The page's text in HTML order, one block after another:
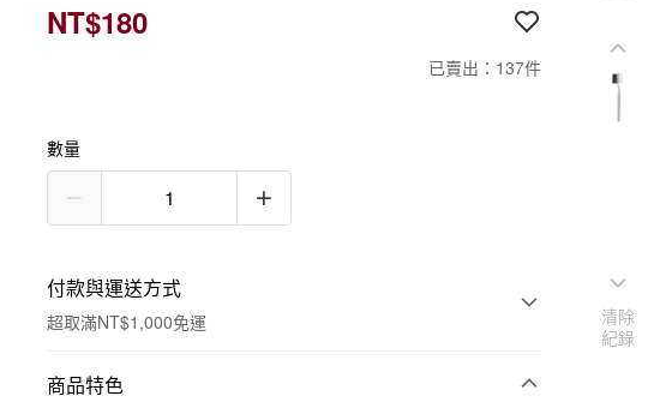
NT$180
已賣出：137件
數量
付款與運送方式
超取滿NT$1,000免運
付款方式
商品特色
清除
紀錄